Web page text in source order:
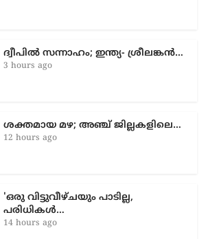
ദ്വീപിൽ സന്നാഹം; ഇന്ത്യ- ശ്രീലങ്കൻ…
3 hours ago
ശക്തമായ മഴ; അഞ്ച് ജില്ലകളിലെ…
12 hours ago
'ഒരു വിട്ടുവീഴ്ചയും പാടില്ല,
പരിധികൾ…
14 hours ago